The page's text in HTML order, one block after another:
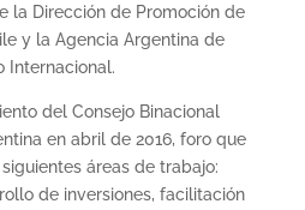
la Dirección de Promoción de
y la Agencia Argentina de
Internacional.
del Consejo Binacional
en abril de 2016, foro que
áreas de trabajo:
de inversiones, facilitación